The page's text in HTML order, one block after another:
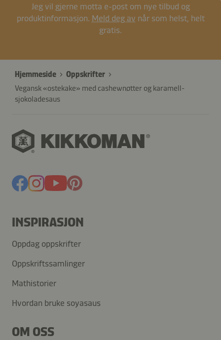
Jeg vil gjerne motta e-post om nye tilbud og
produktinformasjon. Meld deg av når som helst, helt
gratis.
Hjemmeside
Oppskrifter
Vegansk «ostekake» med cashewnøtter og karamell-
sjokoladesaus
INSPIRASJON
Oppdag oppskrifter
Oppskriftssamlinger
Mathistorier
Hvordan bruke soyasaus
OM OSS